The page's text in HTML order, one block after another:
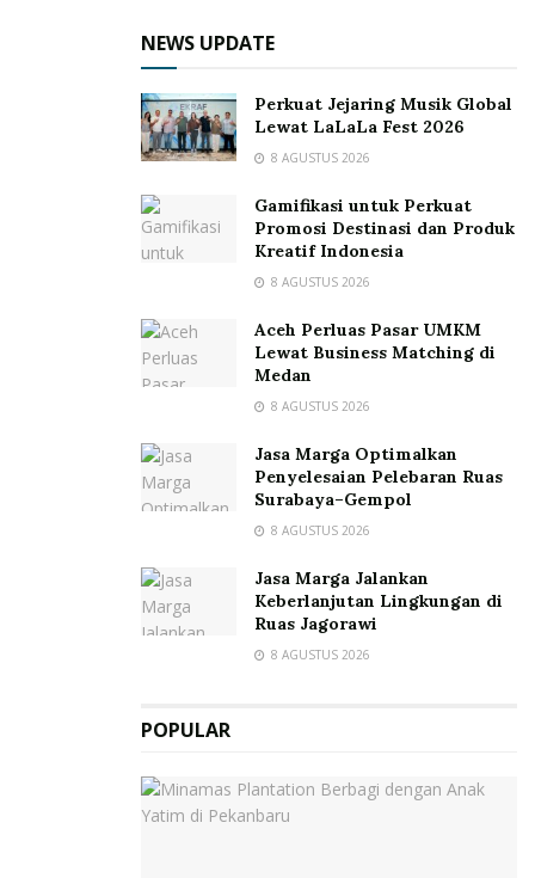
NEWS UPDATE
Perkuat Jejaring Musik Global
Lewat LaLaLa Fest 2026
8 AGUSTUS 2026
Gamifikasi untuk Perkuat
Promosi Destinasi dan Produk
Kreatif Indonesia
8 AGUSTUS 2026
Aceh Perluas Pasar UMKM
Lewat Business Matching di
Medan
8 AGUSTUS 2026
Jasa Marga Optimalkan
Penyelesaian Pelebaran Ruas
Surabaya–Gempol
8 AGUSTUS 2026
Jasa Marga Jalankan
Keberlanjutan Lingkungan di
Ruas Jagorawi
8 AGUSTUS 2026
POPULAR